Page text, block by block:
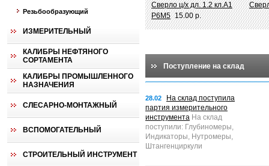
Резьбообразующий
ИЗМЕРИТЕЛЬНЫЙ
КАЛИБРЫ НЕФТЯНОГО
СОРТАМЕНТА
КАЛИБРЫ ПРОМЫШЛЕННОГО
НАЗНАЧЕНИЯ
СЛЕСАРНО-МОНТАЖНЫЙ
ВСПОМОГАТЕЛЬНЫЙ
СТРОИТЕЛЬНЫЙ ИНСТРУМЕНТ
Сверло ц/х дл. 1.2 кл.А1
Р6М5 15.00 р.
Поступление на склад
28.02
На склад поступила
партия измерительного
инструмента На склад
поступили: Глубиномеры,
Индикаторы, Нутромеры,
Штангенциркули